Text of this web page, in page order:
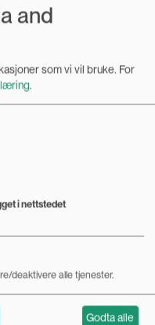
fra mennesker til
valg teknologien tar.
klikker på det første
Bae Brandtzæg.
and
som vi vil bruke. For
.
i nettstedet
deaktivere alle tjenester.
Godta alle